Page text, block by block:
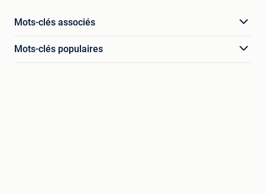
Mots-clés associés
Mots-clés populaires